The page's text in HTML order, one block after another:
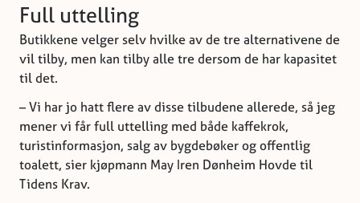
Full uttelling
Butikkene velger selv hvilke av de tre alternativene de
vil tilby, men kan tilby alle tre dersom de har kapasitet
til det.
– Vi har jo hatt flere av disse tilbudene allerede, så jeg
mener vi får full uttelling med både kaffekrok,
turistinformasjon, salg av bygdebøker og offentlig
toalett, sier kjøpmann May Iren Dønheim Hovde til
Tidens Krav.